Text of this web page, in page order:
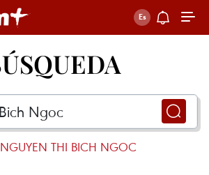
NGUYEN THI BICH NGOC